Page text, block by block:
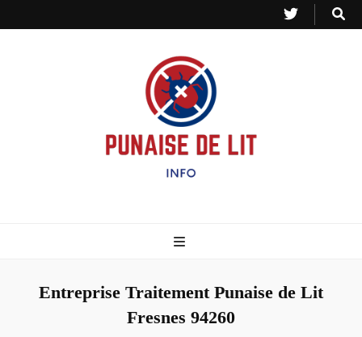
– Info
Entreprise Traitement Punaise de Lit
Fresnes 94260